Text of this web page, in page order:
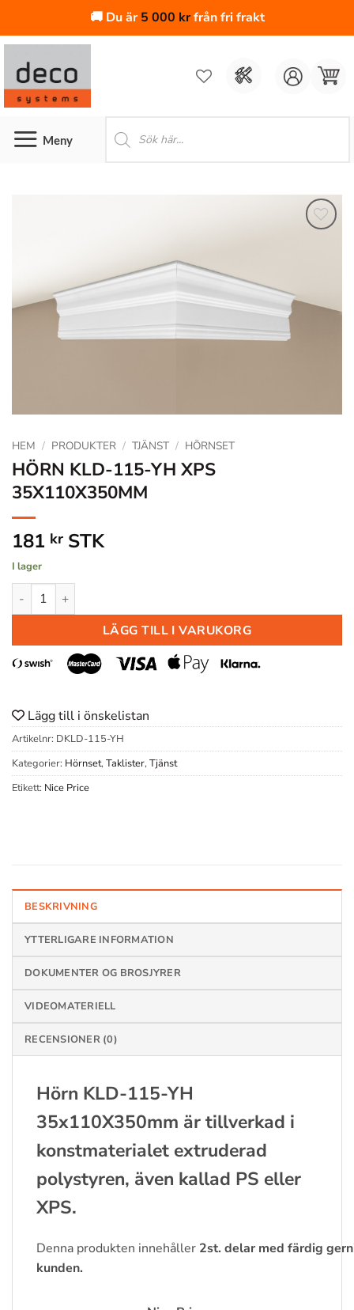
🚚 Du är5 000 krfrån fri frakt
Skip
content
önskelistan
HEM / PRODUKTER / TJÄNST / HÖRNSET
HÖRN KLD-115-YH XPS
35X110X350MM
181 kr STK
I lager
HÖRN KLD-115-YH XPS 35X110X350MM mängd
LÄGG TILL I VARUKORG
Lägg till i önskelistan
Artikelnr: DKLD-115-YH
Kategorier: Hörnset, Taklister, Tjänst
Etikett: Nice Price
BESKRIVNING
YTTERLIGARE INFORMATION
DOKUMENTER OG BROSJYRER
VIDEOMATERIELL
RECENSIONER (0)
Hörn KLD-115-YH
35x110X350mm är tillverkad i
konstmaterialet extruderad
polystyren, även kallad PS eller
XPS.
Denna produkten innehåller 2st. delar med färdig
kunden.